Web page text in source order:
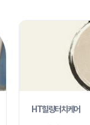
HT힐링터치케어